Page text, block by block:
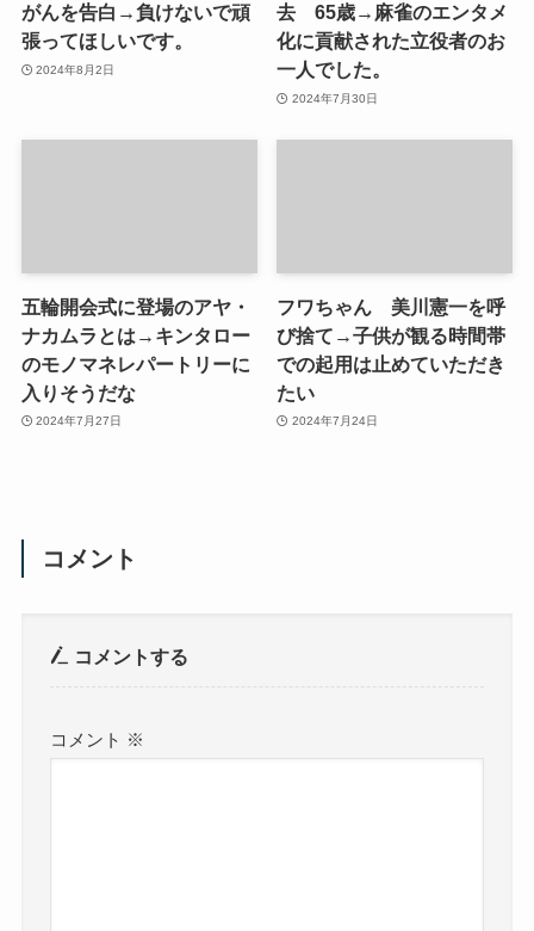
がんを告白→負けないで頑
張ってほしいです。
2024年8月2日
去 65歳→麻雀のエンタメ
化に貢献された立役者のお
一人でした。
2024年7月30日
五輪開会式に登場のアヤ・
ナカムラとは→キンタロー
のモノマネレパートリーに
入りそうだな
2024年7月27日
フワちゃん 美川憲一を呼
び捨て→子供が観る時間帯
での起用は止めていただき
たい
2024年7月24日
コメント
コメントする
コメント ※